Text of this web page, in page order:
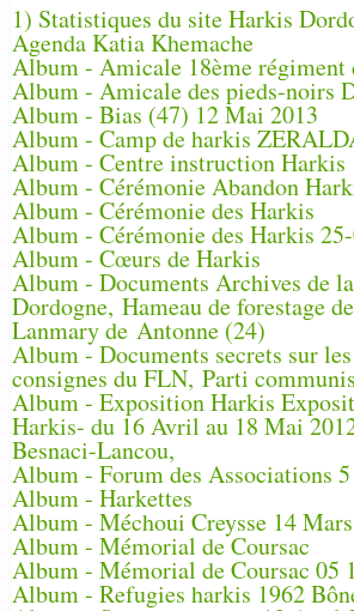
1) Statistiques du site Harkis
Agenda Katia Khemache
Album - Amicale 18ème régiment
Album - Amicale des pieds-noirs
Album - Bias (47) 12 Mai 2013
Album - Camp de harkis
Album - Centre instruction Harkis
Album - Cérémonie Abandon
Album - Cérémonie des Harkis
Album - Cérémonie des Harkis
Album - Cœurs de Harkis
Album - Documents Archives de la
Dordogne, Hameau de forestage
Lanmary de Antonne (24)
Album - Documents secrets sur
consignes du FLN, Parti
Album - Exposition Harkis
Harkis- du 16 Avril au 18 Mai
Besnaci-Lancou,
Album - Forum des Associations
Album - Harkettes
Album - Méchoui Creysse 14
Album - Mémorial de Coursac
Album - Mémorial de Coursac 05
Album - Refugies harkis 1962